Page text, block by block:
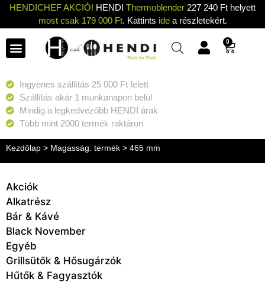
HENDICHEF AKCIÓ! HENDI Thermoblender 227 240 Ft helyett
most csak 179 000 Ft. Kattints idea részletekért.
0
Ingyenes szállítás 25 000 Ft felett
Szállítás akár 1 munkanapon belül
Mindig a legkedvezőbb HENDI árak
Több mint 2000 termék raktáron
Kezdőlap > Magasság: termék > 465 mm
Akciók
Alkatrész
Bár & Kávé
Black November
Egyéb
Grillsütők & Hősugárzók
Hűtők & Fagyasztók